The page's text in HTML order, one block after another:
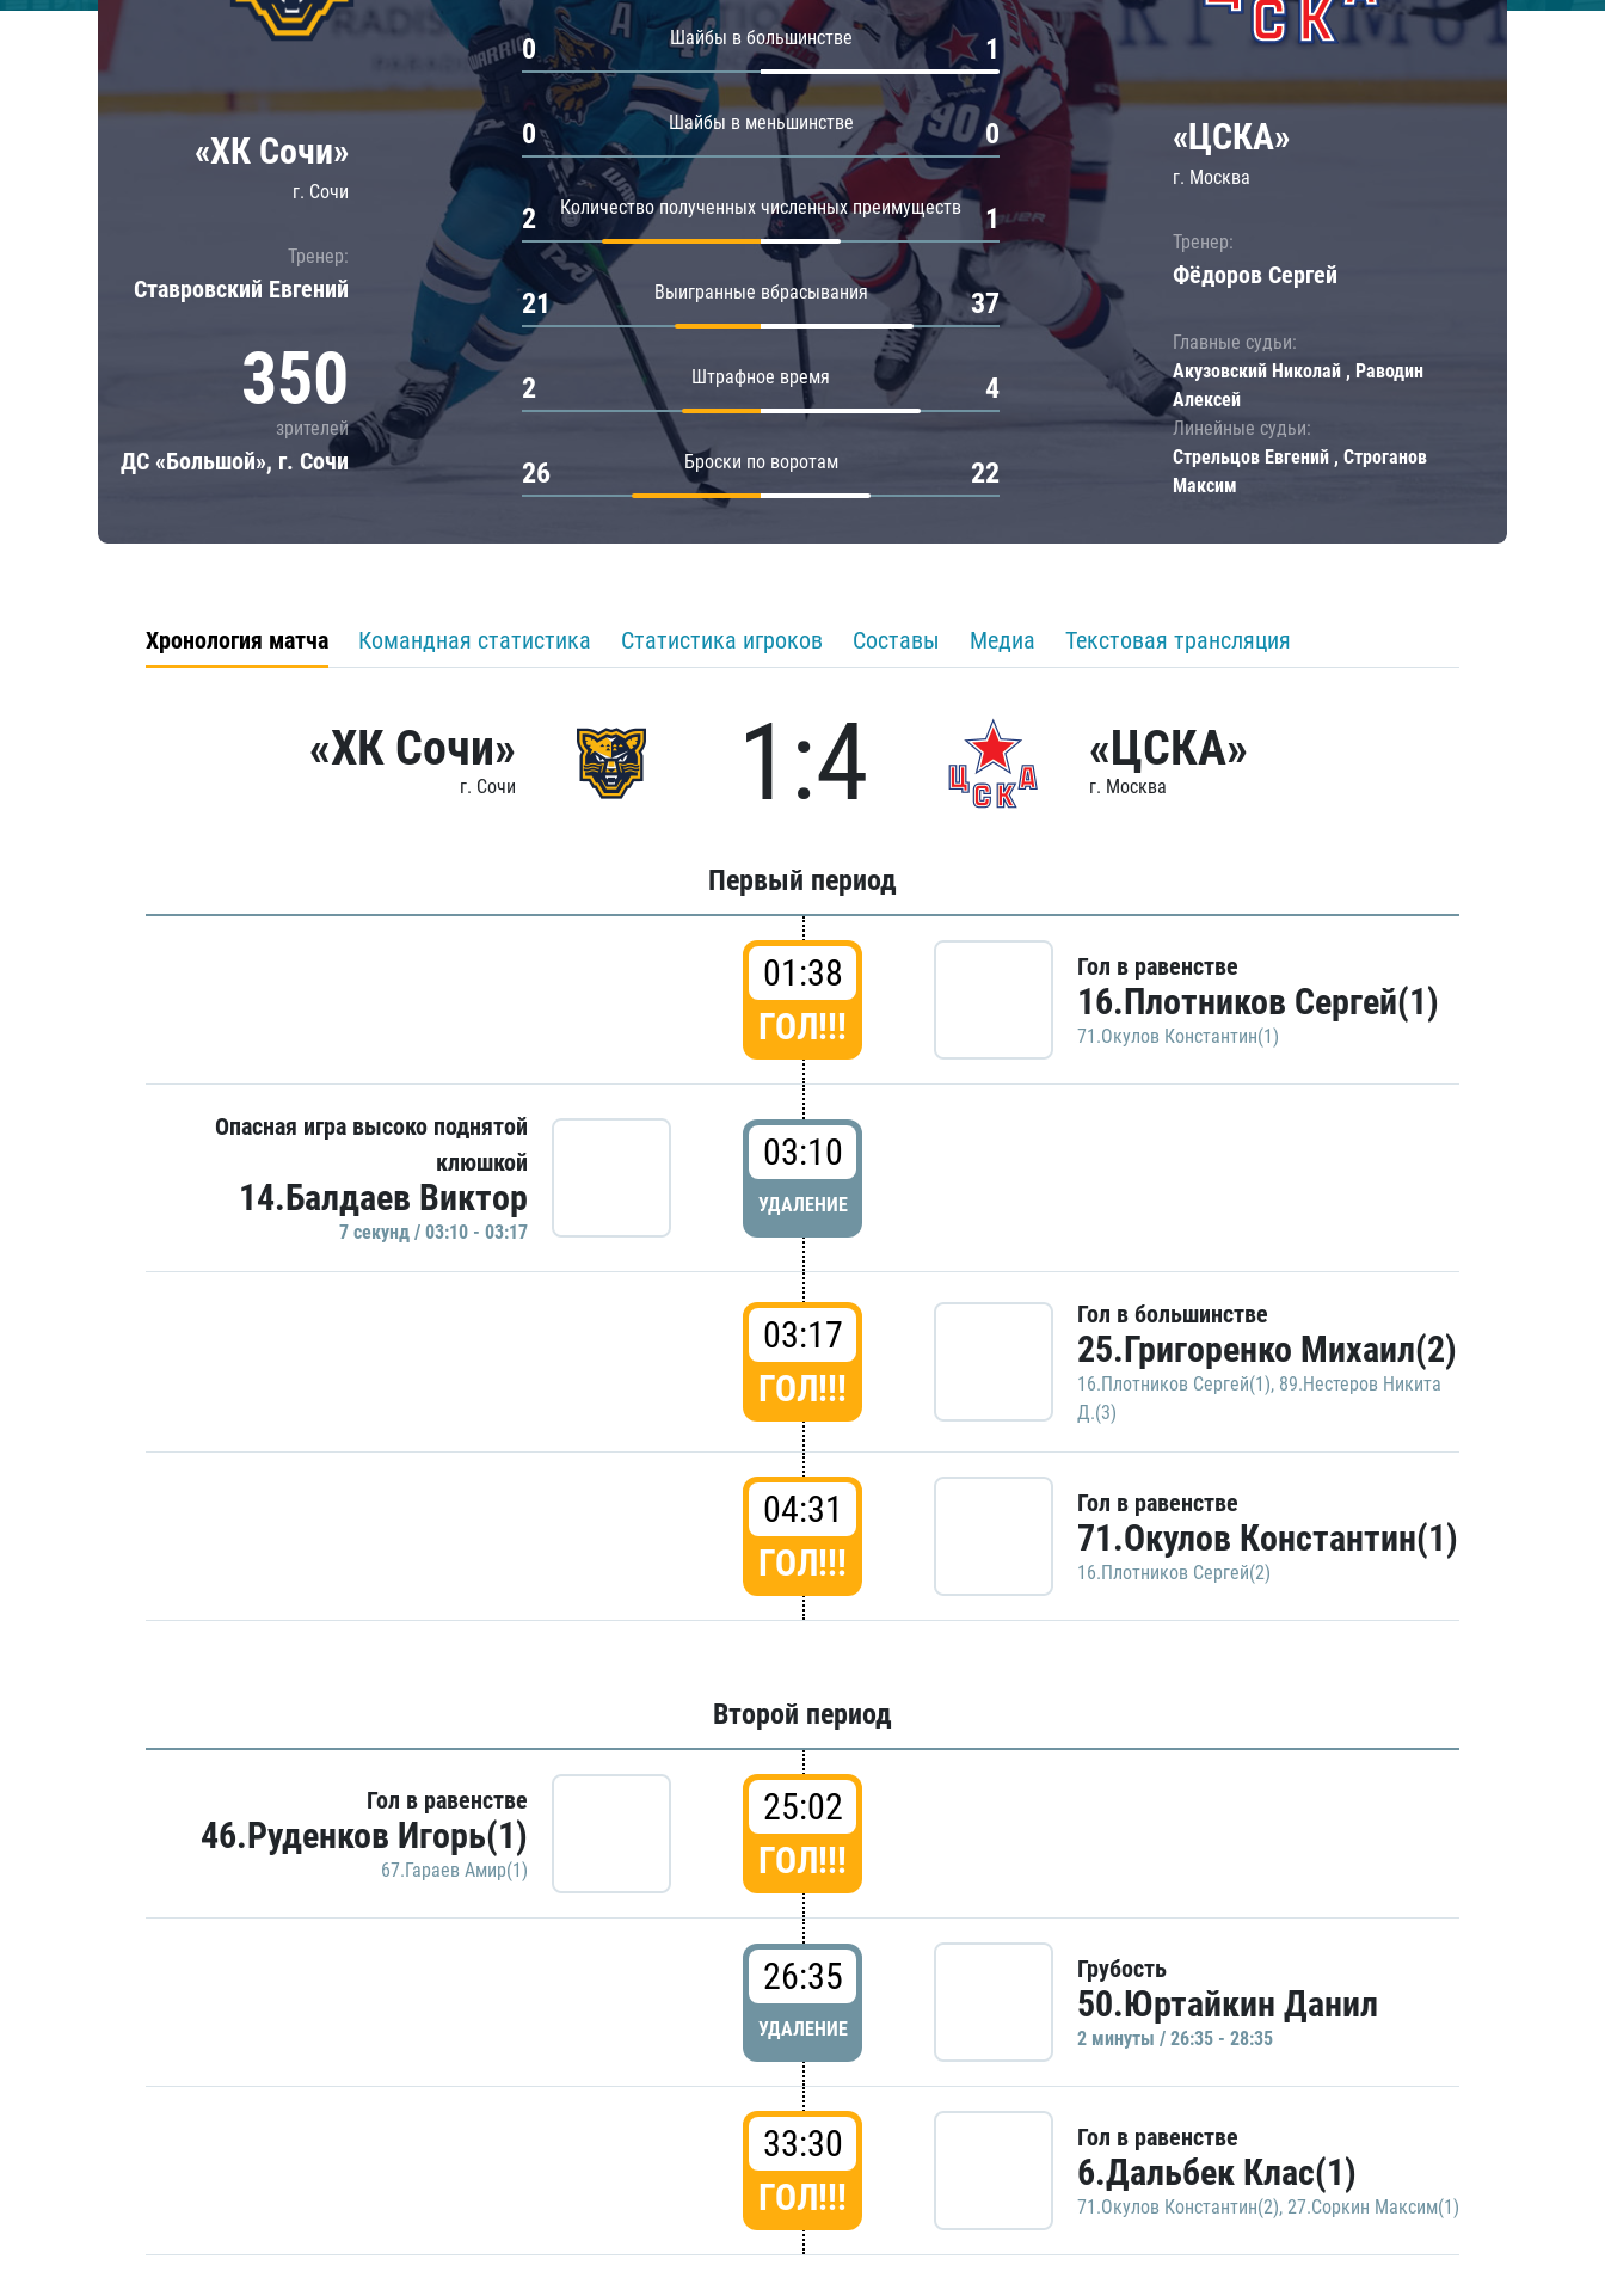
Локомотив
ЦСКА
Шанхайские Драконы
Амур
Барыс
Салават Юлаев
«ХК Сочи»
г. Сочи
Тренер:
Ставровский Евгений
350
зрителей
ДС «Большой», г. Сочи
Шайбы в большинстве
0 1
Шайбы в меньшинстве
0 0
Количество полученных численных преимуществ
2 1
Выигранные вбрасывания
21 37
Штрафное время
2 4
Броски по воротам
26 22
«ЦСКА»
г. Москва
Тренер:
Фёдоров Сергей
Главные судьи:
Акузовский Николай , Раводин
Алексей
Линейные судьи:
Стрельцов Евгений , Строганов
Максим
Хронология матча Командная статистика Статистика игроков Составы Медиа Текстовая трансляция
«ХК Сочи»
г. Сочи 1:4 «ЦСКА»
г. Москва
Первый период
01:38
ГОЛ!!!
Гол в равенстве
16.Плотников Сергей(1)
71.Окулов Константин(1)
Опасная игра высоко поднятой
клюшкой
14.Балдаев Виктор
7 секунд / 03:10 - 03:17
03:10
УДАЛЕНИЕ
03:17
ГОЛ!!!
Гол в большинстве
25.Григоренко Михаил(2)
16.Плотников Сергей(1), 89.Нестеров Никита
Д.(3)
04:31
ГОЛ!!!
Гол в равенстве
71.Окулов Константин(1)
16.Плотников Сергей(2)
Второй период
Гол в равенстве
46.Руденков Игорь(1)
67.Гараев Амир(1)
25:02
ГОЛ!!!
26:35
УДАЛЕНИЕ
Грубость
50.Юртайкин Данил
2 минуты / 26:35 - 28:35
33:30
ГОЛ!!!
Гол в равенстве
6.Дальбек Клас(1)
71.Окулов Константин(2), 27.Соркин Максим(1)